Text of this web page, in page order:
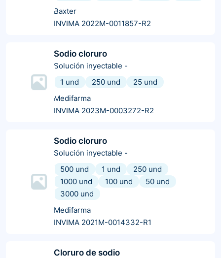
Baxter
INVIMA 2022M-0011857-R2
Sodio cloruro
Solución inyectable -
1 und
250 und
25 und
Medifarma
INVIMA 2023M-0003272-R2
Sodio cloruro
Solución inyectable -
500 und
1 und
250 und
1000 und
100 und
50 und
3000 und
Medifarma
INVIMA 2021M-0014332-R1
Cloruro de sodio